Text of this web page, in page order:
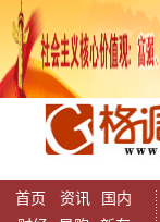
首页 资讯
国内